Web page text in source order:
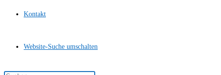
Kontakt
Website-Suche umschalten